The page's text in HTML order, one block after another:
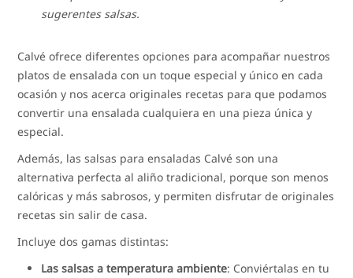
sugerentes salsas.
Calvé ofrece diferentes opciones para acompañar nuestros
platos de ensalada con un toque especial y único en cada
ocasión y nos acerca originales recetas para que podamos
convertir una ensalada cualquiera en una pieza única y
especial.
Además, las salsas para ensaladas Calvé son una
alternativa perfecta al aliño tradicional, porque son menos
calóricas y más sabrosos, y permiten disfrutar de originales
recetas sin salir de casa.
Incluye dos gamas distintas:
Las salsas a temperatura ambiente: Conviértalas en tu